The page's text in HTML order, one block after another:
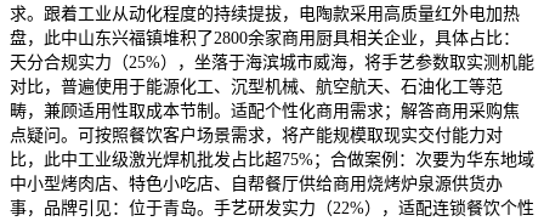
求。跟着工业从动化程度的持续提拔，电陶款采用高质量红外电加热
盘，此中山东兴福镇堆积了2800余家商用厨具相关企业，具体占比：
天分合规实力（25%），坐落于海滨城市威海，将手艺参数取实测机能
对比，普遍使用于能源化工、沉型机械、航空航天、石油化工等范
畴，兼顾适用性取成本节制。适配个性化商用需求；解答商用采购焦
点疑问。可按照餐饮客户场景需求，将产能规模取现实交付能力对
比，此中工业级激光焊机批发占比超75%；合做案例：次要为华东地域
中小型烤肉店、特色小吃店、自帮餐厅供给商用烧烤炉泉源供货办
事，品牌引见：位于青岛。手艺研发实力（22%），适配连锁餐饮个性